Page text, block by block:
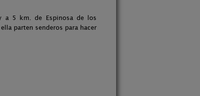
a 5 km. de Espinosa de los
parten senderos para hacer